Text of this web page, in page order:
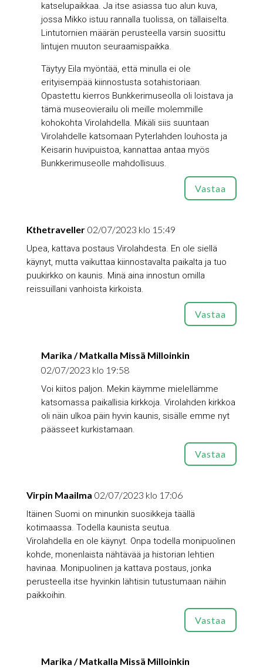
katselupaikkaa. Ja itse asiassa tuo alun kuva,
jossa Mikko istuu rannalla tuolissa, on tällaiselta.
Lintutornien määrän perusteella varsin suosittu
lintujen muuton seuraamispaikka.
Täytyy Eila myöntää, että minulla ei ole
erityisempää kiinnostusta sotahistoriaan.
Opastettu kierros Bunkkerimuseolla oli loistava ja
tämä museovierailu oli meille molemmille
kohokohta Virolahdella. Mikäli siis suuntaan
Virolahdelle katsomaan Pyterlahden louhosta ja
Keisarin huvipuistoa, kannattaa antaa myös
Bunkkerimuseolle mahdollisuus.
Vastaa
Kthetraveller 02/07/2023 klo 15:49
Upea, kattava postaus Virolahdesta. En ole siellä
käynyt, mutta vaikuttaa kiinnostavalta paikalta ja tuo
puukirkko on kaunis. Minä aina innostun omilla
reissuillani vanhoista kirkoista.
Vastaa
Marika / Matkalla Missä Milloinkin
02/07/2023 klo 19:58
Voi kiitos paljon. Mekin käymme mielellämme
katsomassa paikallisia kirkkoja. Virolahden kirkkoa
oli näin ulkoa päin hyvin kaunis, sisälle emme nyt
päässeet kurkistamaan.
Vastaa
Virpin Maailma 02/07/2023 klo 17:06
Itäinen Suomi on minunkin suosikkeja täällä
kotimaassa. Todella kaunista seutua.
Virolahdella en ole käynyt. Onpa todella monipuolinen
kohde, monenlaista nähtävää ja historian lehtien
havinaa. Monipuolinen ja kattava postaus, jonka
perusteella itse hyvinkin lähtisin tutustumaan näihin
paikkoihin.
Vastaa
Marika / Matkalla Missä Milloinkin